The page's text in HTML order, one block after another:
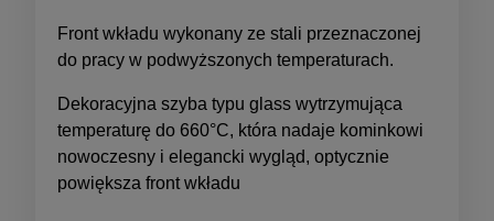
Front wkładu wykonany ze stali przeznaczonej
do pracy w podwyższonych temperaturach.
Dekoracyjna szyba typu glass wytrzymująca
temperaturę do 660°C, która nadaje kominkowi
nowoczesny i elegancki wygląd, optycznie
powiększa front wkładu